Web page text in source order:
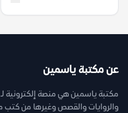
عن مكتبة ياسمين
مكتبة ياسمين هي منصة إلكترونية لـ